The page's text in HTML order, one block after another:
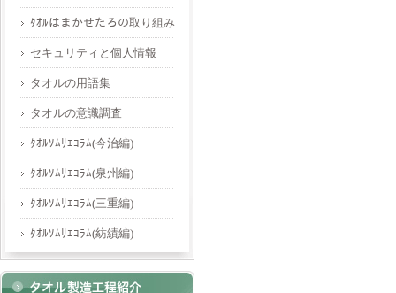
ﾀｵﾙはまかせたろの取り組み
セキュリティと個人情報
タオルの用語集
タオルの意識調査
ﾀｵﾙｿﾑﾘｴｺﾗﾑ(今治編)
ﾀｵﾙｿﾑﾘｴｺﾗﾑ(泉州編)
ﾀｵﾙｿﾑﾘｴｺﾗﾑ(三重編)
ﾀｵﾙｿﾑﾘｴｺﾗﾑ(紡績編)